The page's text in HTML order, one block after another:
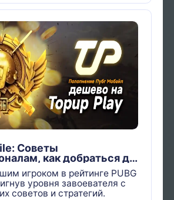
Советы
как добраться до
2024 году
игроком в рейтинге PUBG
уровня завоевателя с
советов и стратегий.